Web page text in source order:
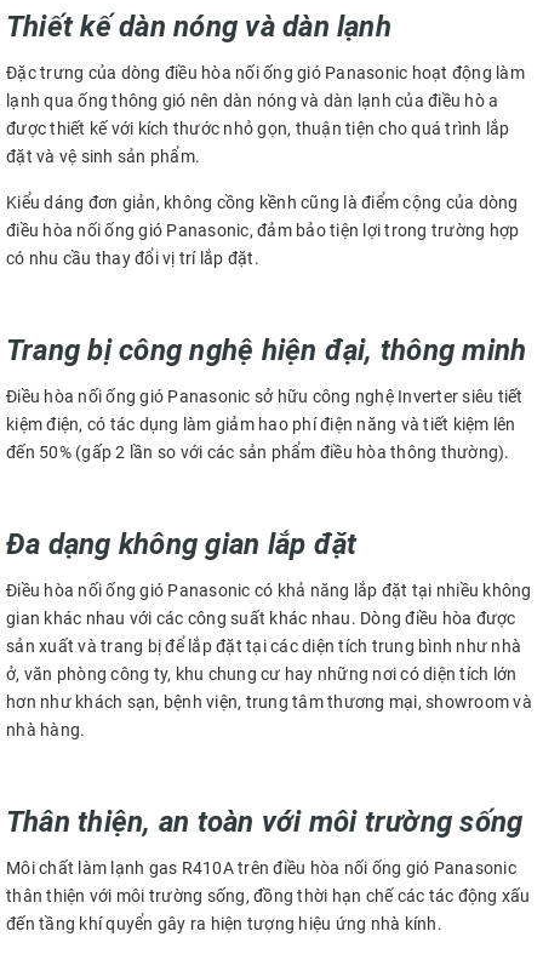
Thiết kế dàn nóng và dàn lạnh
Đặc trưng của dòng điều hòa nối ống gió Panasonic hoạt động làm
lạnh qua ống thông gió nên dàn nóng và dàn lạnh của điều hò a
được thiết kế với kích thước nhỏ gọn, thuận tiện cho quá trình lắp
đặt và vệ sinh sản phẩm.
Kiểu dáng đơn giản, không cồng kềnh cũng là điểm cộng của dòng
điều hòa nối ống gió Panasonic, đảm bảo tiện lợi trong trường hợp
có nhu cầu thay đổi vị trí lắp đặt.
Trang bị công nghệ hiện đại, thông minh
Điều hòa nối ống gió Panasonic sở hữu công nghệ Inverter siêu tiết
kiệm điện, có tác dụng làm giảm hao phí điện năng và tiết kiệm lên
đến 50% (gấp 2 lần so với các sản phẩm điều hòa thông thường).
Đa dạng không gian lắp đặt
Điều hòa nối ống gió Panasonic có khả năng lắp đặt tại nhiều không
gian khác nhau với các công suất khác nhau. Dòng điều hòa được
sản xuất và trang bị để lắp đặt tại các diện tích trung bình như nhà
ở, văn phòng công ty, khu chung cư hay những nơi có diện tích lớn
hơn như khách sạn, bệnh viện, trung tâm thương mại, showroom và
nhà hàng.
Thân thiện, an toàn với môi trường sống
Môi chất làm lạnh gas R410A trên điều hòa nối ống gió Panasonic
thân thiện với môi trường sống, đồng thời hạn chế các tác động xấu
đến tầng khí quyển gây ra hiện tượng hiệu ứng nhà kính.